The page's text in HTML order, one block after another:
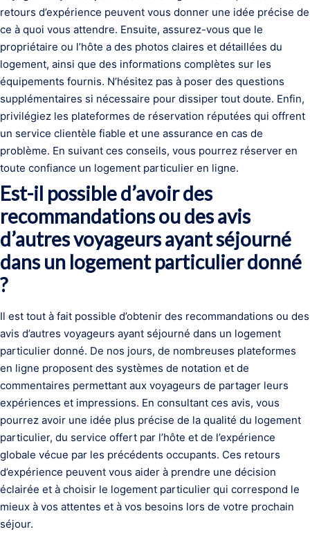
retours d’expérience peuvent vous donner une idée précise de
ce à quoi vous attendre. Ensuite, assurez-vous que le
propriétaire ou l’hôte a des photos claires et détaillées du
logement, ainsi que des informations complètes sur les
équipements fournis. N’hésitez pas à poser des questions
supplémentaires si nécessaire pour dissiper tout doute. Enfin,
privilégiez les plateformes de réservation réputées qui offrent
un service clientèle fiable et une assurance en cas de
problème. En suivant ces conseils, vous pourrez réserver en
toute confiance un logement particulier en ligne.
Est-il possible d’avoir des
recommandations ou des avis
d’autres voyageurs ayant séjourné
dans un logement particulier donné
?
Il est tout à fait possible d’obtenir des recommandations ou des
avis d’autres voyageurs ayant séjourné dans un logement
particulier donné. De nos jours, de nombreuses plateformes
en ligne proposent des systèmes de notation et de
commentaires permettant aux voyageurs de partager leurs
expériences et impressions. En consultant ces avis, vous
pourrez avoir une idée plus précise de la qualité du logement
particulier, du service offert par l’hôte et de l’expérience
globale vécue par les précédents occupants. Ces retours
d’expérience peuvent vous aider à prendre une décision
éclairée et à choisir le logement particulier qui correspond le
mieux à vos attentes et à vos besoins lors de votre prochain
séjour.